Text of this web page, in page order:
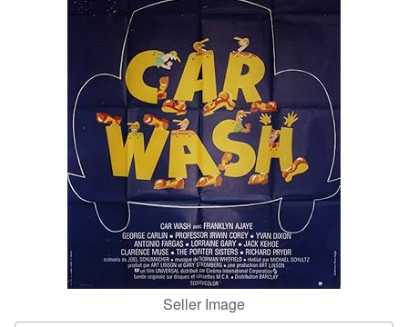
CLOSE
Seller Image